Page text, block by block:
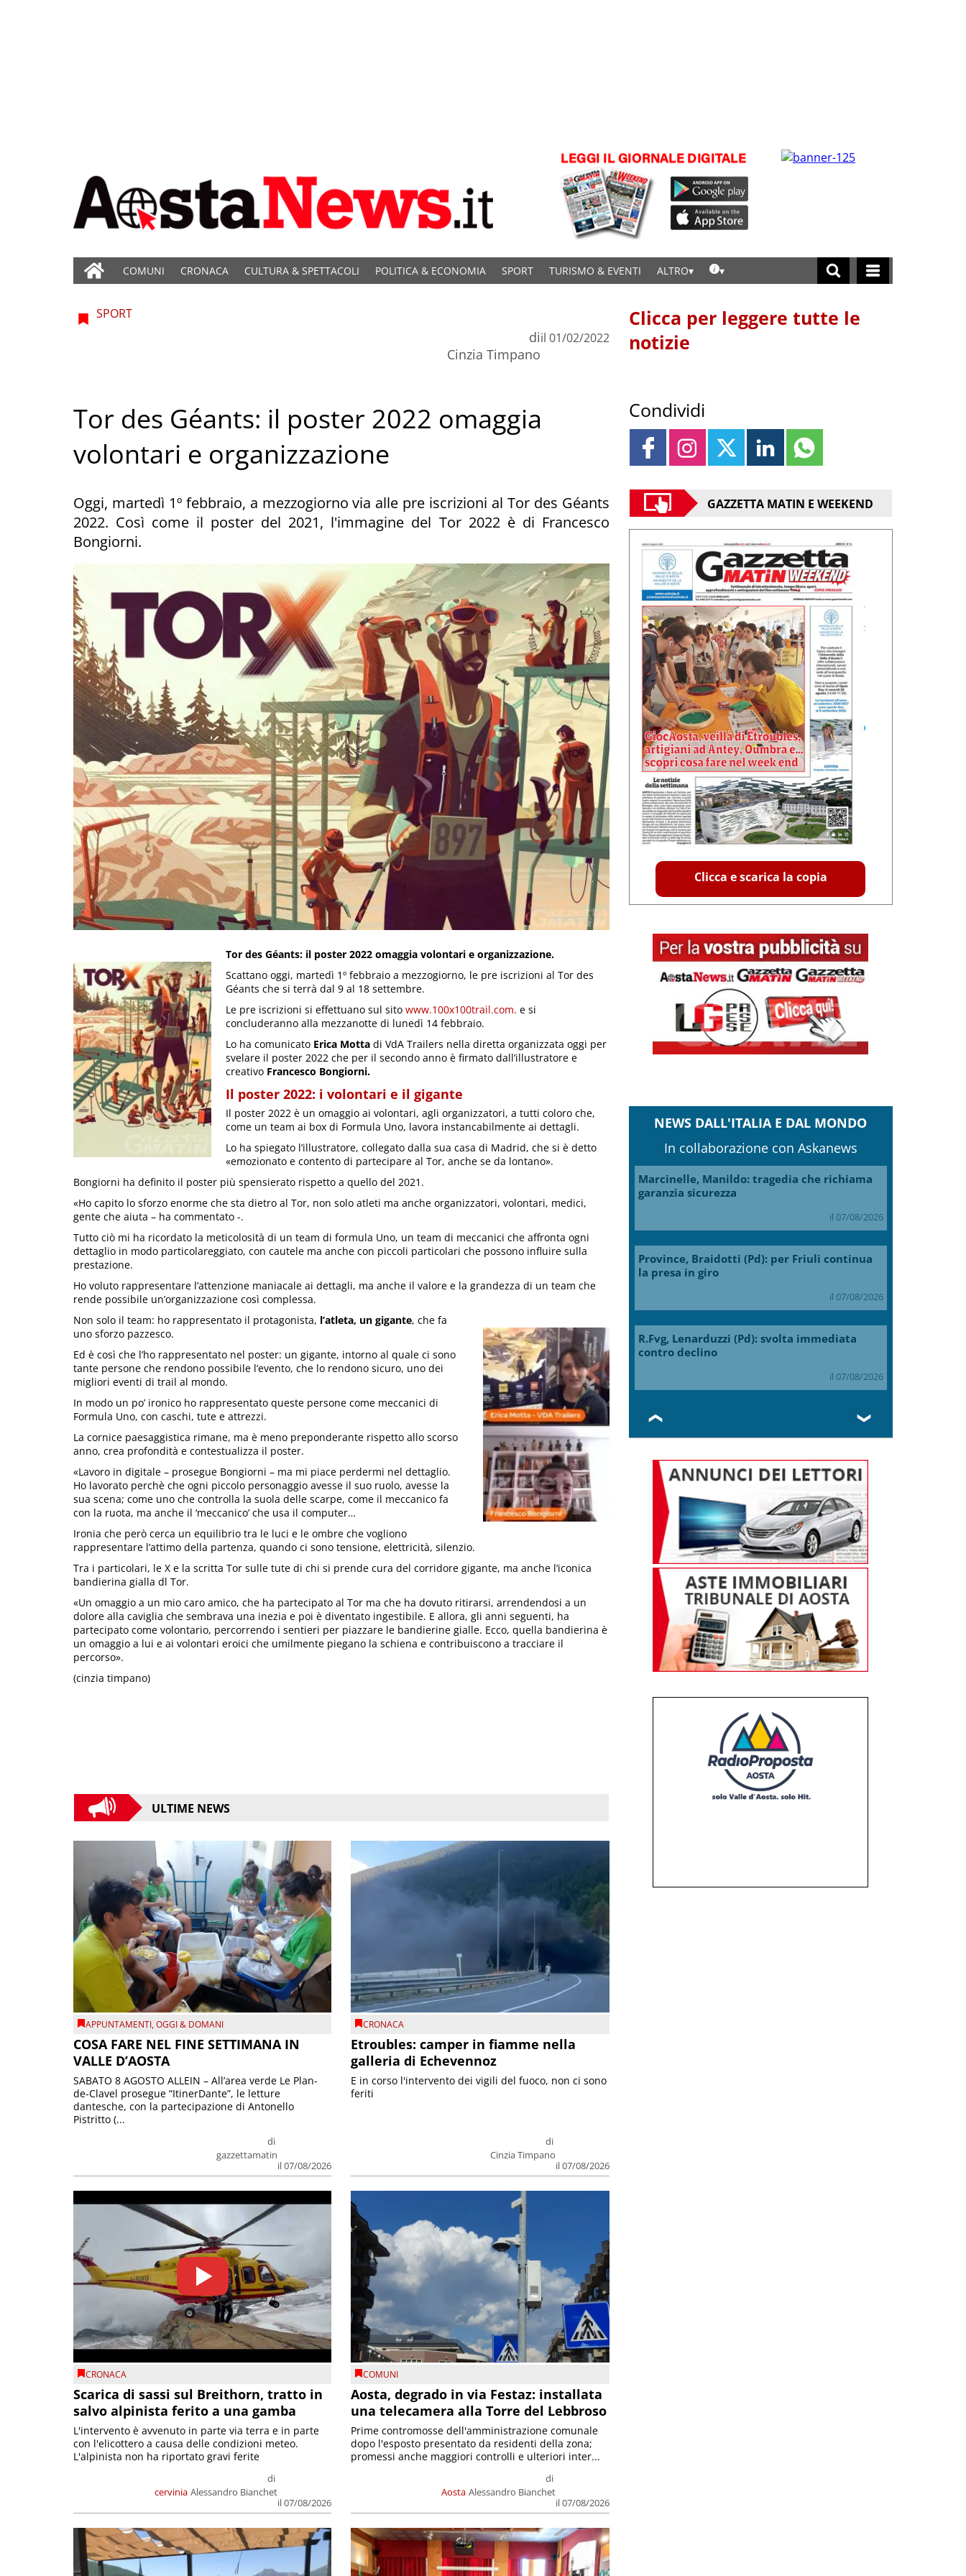
COMUNI CRONACA CULTURA & SPETTACOLI POLITICA & ECONOMIA SPORT TURISMO & EVENTI ALTRO
SPORT
di
Cinzia Timpano
il 01/02/2022
Tor des Géants: il poster 2022 omaggia
volontari e organizzazione
Oggi, martedì 1º febbraio, a mezzogiorno via alle pre iscrizioni al Tor des Géants
2022. Così come il poster del 2021, l'immagine del Tor 2022 è di Francesco
Bongiorni.
Tor des Géants: il poster 2022 omaggia volontari e organizzazione.
Scattano oggi, martedì 1º febbraio a mezzogiorno, le pre iscrizioni al Tor des
Géants che si terrà dal 9 al 18 settembre.
Le pre iscrizioni si effettuano sul sito www.100x100trail.com. e si
concluderanno alla mezzanotte di lunedì 14 febbraio.
Lo ha comunicato Erica Motta di VdA Trailers nella diretta organizzata oggi per
svelare il poster 2022 che per il secondo anno è firmato dall’illustratore e
creativo Francesco Bongiorni.
Il poster 2022: i volontari e il gigante
Il poster 2022 è un omaggio ai volontari, agli organizzatori, a tutti coloro che,
come un team ai box di Formula Uno, lavora instancabilmente ai dettagli.
Lo ha spiegato l’illustratore, collegato dalla sua casa di Madrid, che si è detto
«emozionato e contento di partecipare al Tor, anche se da lontano».
Bongiorni ha definito il poster più spensierato rispetto a quello del 2021.
«Ho capito lo sforzo enorme che sta dietro al Tor, non solo atleti ma anche organizzatori, volontari, medici,
gente che aiuta – ha commentato -.
Tutto ciò mi ha ricordato la meticolosità di un team di formula Uno, un team di meccanici che affronta ogni
dettaglio in modo particolareggiato, con cautele ma anche con piccoli particolari che possono influire sulla
prestazione.
Ho voluto rappresentare l’attenzione maniacale ai dettagli, ma anche il valore e la grandezza di un team che
rende possibile un’organizzazione così complessa.
Non solo il team: ho rappresentato il protagonista, l’atleta, un gigante, che fa
uno sforzo pazzesco.
Ed è così che l’ho rappresentato nel poster: un gigante, intorno al quale ci sono
tante persone che rendono possibile l’evento, che lo rendono sicuro, uno dei
migliori eventi di trail al mondo.
In modo un po’ ironico ho rappresentato queste persone come meccanici di
Formula Uno, con caschi, tute e attrezzi.
La cornice paesaggistica rimane, ma è meno preponderante rispetto allo scorso
anno, crea profondità e contestualizza il poster.
«Lavoro in digitale – prosegue Bongiorni – ma mi piace perdermi nel dettaglio.
Ho lavorato perchè che ogni piccolo personaggio avesse il suo ruolo, avesse la
sua scena; come uno che controlla la suola delle scarpe, come il meccanico fa
con la ruota, ma anche il ‘meccanico’ che usa il computer…
Ironia che però cerca un equilibrio tra le luci e le ombre che vogliono
rappresentare l’attimo della partenza, quando ci sono tensione, elettricità, silenzio.
Tra i particolari, le X e la scritta Tor sulle tute di chi si prende cura del corridore gigante, ma anche l’iconica
bandierina gialla dl Tor.
«Un omaggio a un mio caro amico, che ha partecipato al Tor ma che ha dovuto ritirarsi, arrendendosi a un
dolore alla caviglia che sembrava una inezia e poi è diventato ingestibile. E allora, gli anni seguenti, ha
partecipato come volontario, percorrendo i sentieri per piazzare le bandierine gialle. Ecco, quella bandierina è
un omaggio a lui e ai volontari eroici che umilmente piegano la schiena e contribuiscono a tracciare il
percorso».
(cinzia timpano)
ULTIME NEWS
APPUNTAMENTI,OGGI & DOMANI
COSA FARE NEL FINE SETTIMANA IN
VALLE D’AOSTA
di
gazzettamatin
il 07/08/2026
SABATO 8 AGOSTO ALLEIN – All’area verde Le Plan-
de-Clavel prosegue “ItinerDante”, le letture
dantesche, con la partecipazione di Antonello
Pistritto (...
CRONACA
Etroubles: camper in fiamme nella
galleria di Echevennoz
di
Cinzia Timpano
il 07/08/2026
E in corso l'intervento dei vigili del fuoco, non ci sono
feriti
CRONACA
Scarica di sassi sul Breithorn, tratto in
salvo alpinista ferito a una gamba
cervinia
di
Alessandro Bianchet
il 07/08/2026
L'intervento è avvenuto in parte via terra e in parte
con l'elicottero a causa delle condizioni meteo.
L'alpinista non ha riportato gravi ferite
COMUNI
Aosta, degrado in via Festaz: installata
una telecamera alla Torre del Lebbroso
Aosta
di
Alessandro Bianchet
il 07/08/2026
Prime contromosse dell'amministrazione comunale
dopo l'esposto presentato da residenti della zona;
promessi anche maggiori controlli e ulteriori inter...
Clicca per leggere tutte le
notizie
Condividi
GAZZETTA MATIN E WEEKEND
Clicca e scarica la copia
NEWS DALL'ITALIA E DAL MONDO
In collaborazione con Askanews
Marcinelle, Manildo: tragedia che richiama
garanzia sicurezza
il 07/08/2026
Province, Braidotti (Pd): per Friuli continua
la presa in giro
il 07/08/2026
R.Fvg, Lenarduzzi (Pd): svolta immediata
contro declino
il 07/08/2026
❮ ❯